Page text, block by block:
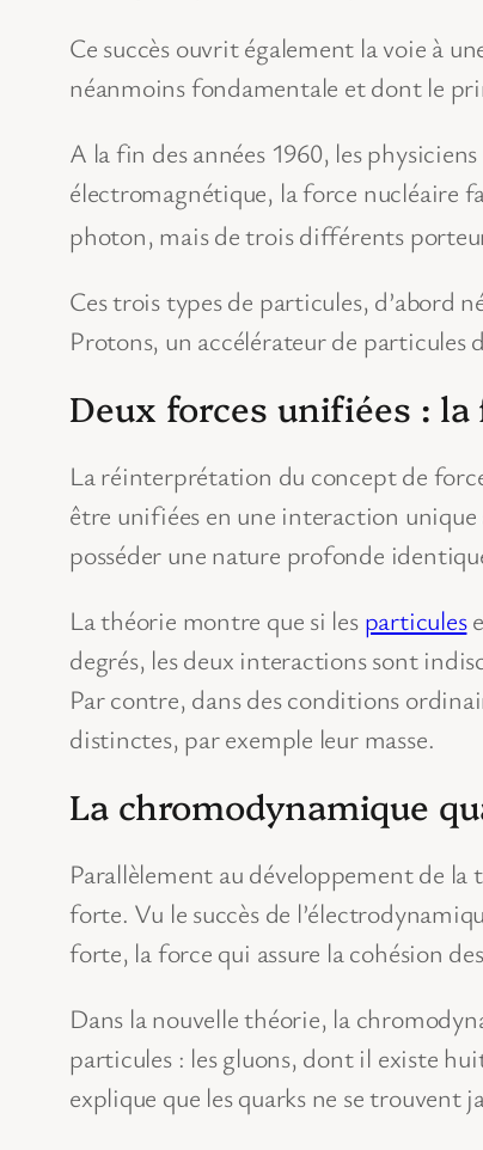
Ce succès ouvrit également la voie à
néanmoins fondamentale et dont le
A la fin des années 1960, les
électromagnétique, la force nucléaire
photon, mais de trois différents
Ces trois types de particules, d’abord
Protons, un accélérateur de particules
Deux forces unifiées :
La réinterprétation du concept de
être unifiées en une interaction
posséder une nature profonde
La théorie montre que si les particules
degrés, les deux interactions sont
Par contre, dans des conditions
distinctes, par exemple leur masse.
La chromodynamique
Parallèlement au développement de
forte. Vu le succès de
forte, la force qui assure la cohésion
Dans la nouvelle théorie, la
particules : les gluons, dont il existe
explique que les quarks ne se